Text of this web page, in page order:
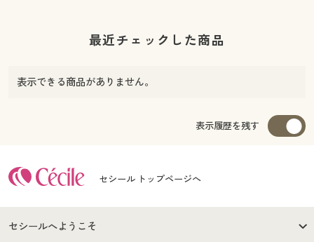
最近チェックした商品
表示できる商品がありません。
表示履歴を残す
セシール トップページへ
セシールへようこそ